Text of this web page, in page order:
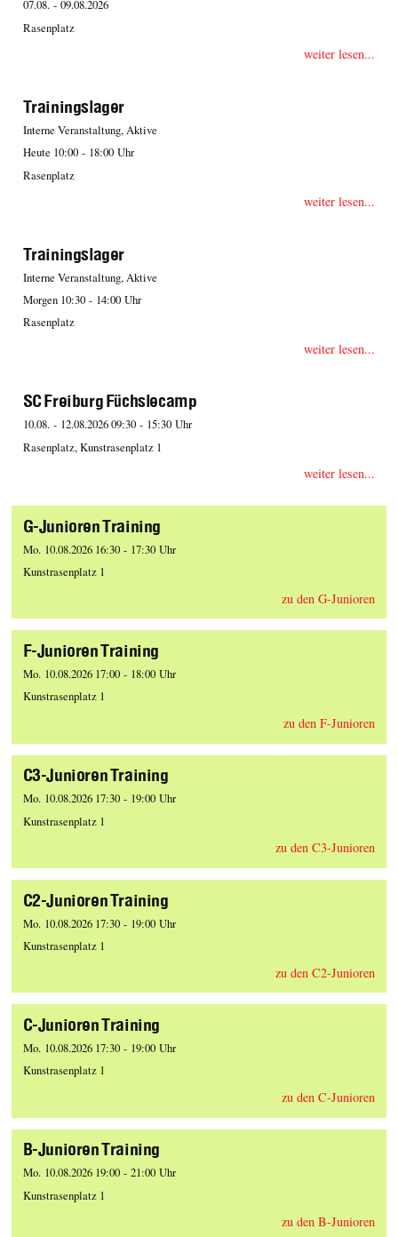
07.08. - 09.08.2026
Rasenplatz
weiter lesen...
Trainingslager
Interne Veranstaltung, Aktive
Heute 10:00 - 18:00 Uhr
Rasenplatz
weiter lesen...
Trainingslager
Interne Veranstaltung, Aktive
Morgen 10:30 - 14:00 Uhr
Rasenplatz
weiter lesen...
SC Freiburg Füchslecamp
10.08. - 12.08.2026 09:30 - 15:30 Uhr
Rasenplatz, Kunstrasenplatz 1
weiter lesen...
G-Junioren Training
Mo. 10.08.2026 16:30 - 17:30 Uhr
Kunstrasenplatz 1
zu den G-Junioren
F-Junioren Training
Mo. 10.08.2026 17:00 - 18:00 Uhr
Kunstrasenplatz 1
zu den F-Junioren
C3-Junioren Training
Mo. 10.08.2026 17:30 - 19:00 Uhr
Kunstrasenplatz 1
zu den C3-Junioren
C2-Junioren Training
Mo. 10.08.2026 17:30 - 19:00 Uhr
Kunstrasenplatz 1
zu den C2-Junioren
C-Junioren Training
Mo. 10.08.2026 17:30 - 19:00 Uhr
Kunstrasenplatz 1
zu den C-Junioren
B-Junioren Training
Mo. 10.08.2026 19:00 - 21:00 Uhr
Kunstrasenplatz 1
zu den B-Junioren